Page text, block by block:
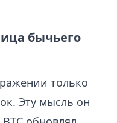
бычьего
только
Эту мысль он